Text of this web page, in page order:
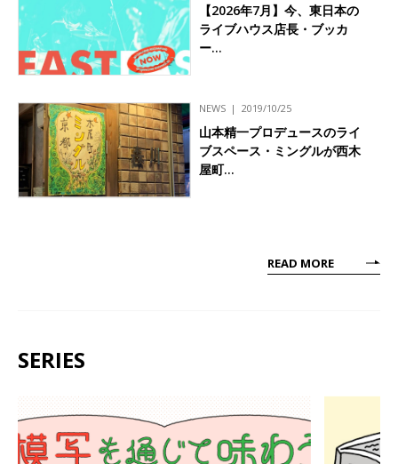
【2026年7月】今、東日本の
ライブハウス店長・ブッカ
ー…
NEWS 2019/10/25
山本精一プロデュースのライ
ブスペース・ミングルが西木
屋町…
READ MORE
SERIES